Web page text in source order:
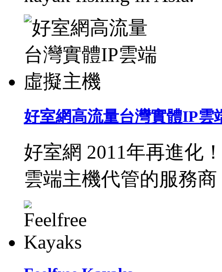
好室網高流量台灣實體IP雲
好室網 2011年再進化
雲端主機代管的服務商